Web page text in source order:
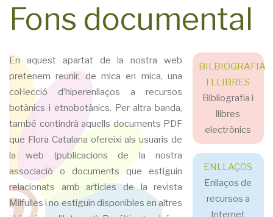
Fons documental
En aquest apartat de la nostra web
pretenem reunir, de mica en mica, una
col·lecció d’hiperenllaços a recursos
botànics i etnobotànics. Per altra banda,
també contindrà aquells documents PDF
que Flora Catalana ofereixi als usuaris de
la web (publicacions de la nostra
associació o documents que estiguin
relacionats amb articles de la revista
Milfulles i no estiguin disponibles en altres
BILBIOGRAFIA
I LLIBRES
Bibliografia i
llibres
electrònics
ENLLAÇOS
Enllaços de
recursos a
Internet